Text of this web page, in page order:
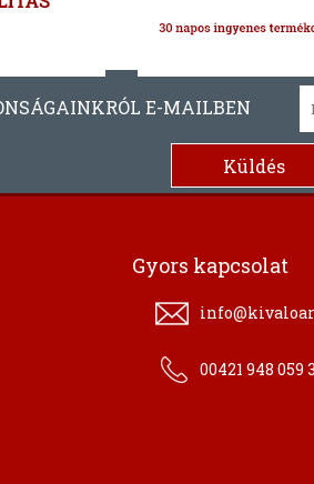
E-MAILBEN
Gyors kapcsolat
00421 948 059